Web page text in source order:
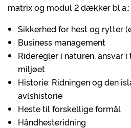
matrix og modul 2 dækker bl.a.:
Sikkerhed for hest og rytter
Business management
Rideregler i naturen, ansvar
miljøet
Historie: Ridningen og den
avlshistorie
Heste til forskellige formål
Håndhesteridning